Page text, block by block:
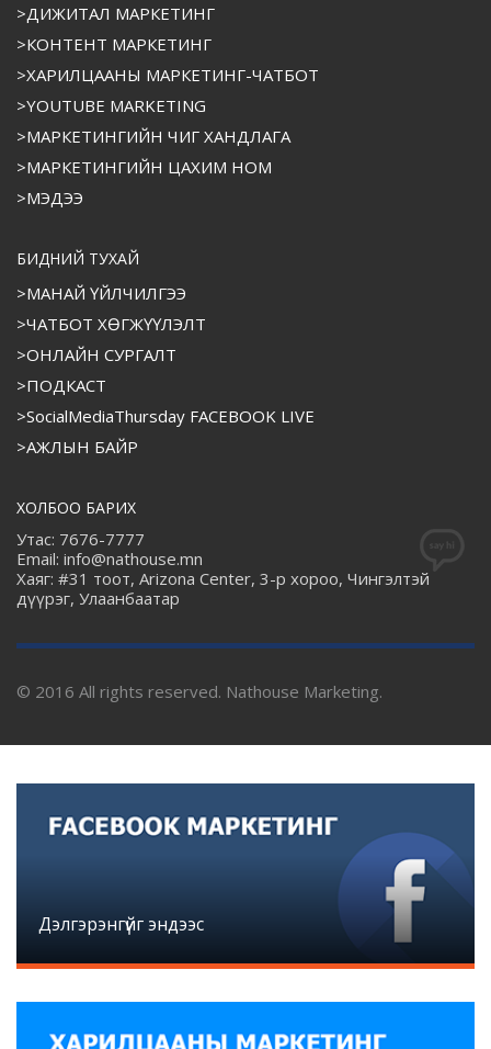
>ДИЖИТАЛ МАРКЕТИНГ
>КОНТЕНТ МАРКЕТИНГ
>ХАРИЛЦААНЫ МАРКЕТИНГ-ЧАТБОТ
>YOUTUBE MARKETING
>МАРКЕТИНГИЙН ЧИГ ХАНДЛАГА
>МАРКЕТИНГИЙН ЦАХИМ НОМ
>МЭДЭЭ
БИДНИЙ ТУХАЙ
>МАНАЙ ҮЙЛЧИЛГЭЭ
>ЧАТБОТ ХӨГЖҮҮЛЭЛТ
>ОНЛАЙН СУРГАЛТ
>ПОДКАСТ
>SocialMediaThursday FACEBOOK LIVE
>АЖЛЫН БАЙР
ХОЛБОО БАРИХ
Утас: 7676-7777
Email: info@nathouse.mn
Хаяг: #31 тоот, Arizona Center, 3-р хороо, Чингэлтэй
дүүрэг, Улаанбаатар
© 2016 All rights reserved. Nathouse Marketing.
Дэлгэрэнгүйг эндээс